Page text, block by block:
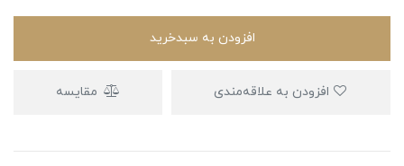
افزودن به سبدخرید
مقایسه